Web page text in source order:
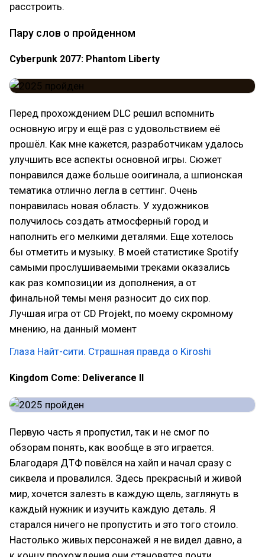
расстроить.
Пару слов о пройденном
Cyberpunk 2077: Phantom Liberty
Перед прохождением DLC решил вспомнить
основную игру и ещё раз с удовольствием её
прошёл. Как мне кажется, разработчикам удалось
улучшить все аспекты основной игры. Сюжет
понравился даже больше ооигинала, а шпионская
тематика отлично легла в сеттинг. Очень
понравилась новая область. У художников
получилось создать атмосферный город и
наполнить его мелкими деталями. Еще хотелось
бы отметить и музыку. В моей статистике Spotify
самыми прослушиваемыми треками оказались
как раз композиции из дополнения, а от
финальной темы меня разносит до сих пор.
Лучшая игра от CD Projekt, по моему скромному
мнению, на данный момент
Глаза Найт-сити. Страшная правда о Kiroshi
Kingdom Come: Deliverance II
Первую часть я пропустил, так и не смог по
обзорам понять, как вообще в это играется.
Благодаря ДТФ повёлся на хайп и начал сразу с
сиквела и провалился. Здесь прекрасный и живой
мир, хочется залезть в каждую щель, заглянуть в
каждый нужник и изучить каждую деталь. Я
старался ничего не пропустить и это того стоило.
Настолько живых персонажей я не видел давно, а